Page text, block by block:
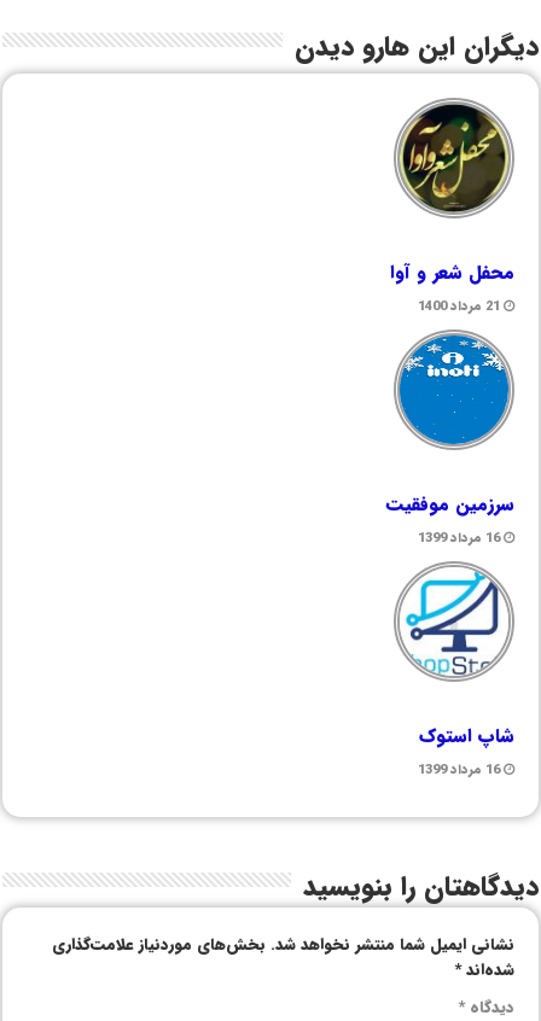
دیگران این هارو دیدن
محفل شعر و آوا
21 مرداد 1400
سرزمین موفقیت
16 مرداد 1399
شاپ استوک
16 مرداد 1399
دیدگاهتان را بنویسید
نشانی ایمیل شما منتشر نخواهد شد. بخش‌های موردنیاز علامت‌گذاری
شده‌اند*
دیدگاه*